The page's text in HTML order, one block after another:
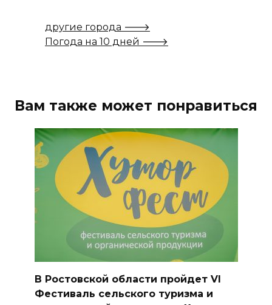
другие города 🡒
Погода на 10 дней 🡒
Вам также может понравиться
В Ростовской области пройдет VI
Фестиваль сельского туризма и